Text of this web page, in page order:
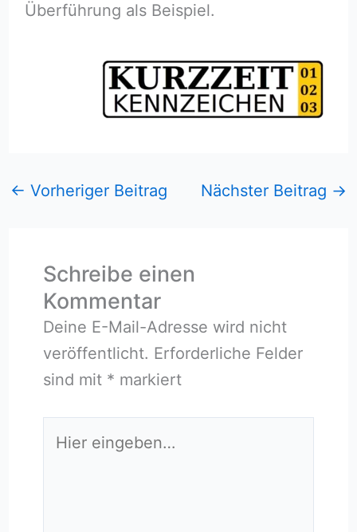
Überführung als Beispiel.
← Vorheriger Beitrag Nächster Beitrag →
Schreibe einen
Kommentar
Deine E-Mail-Adresse wird nicht
veröffentlicht. Erforderliche Felder
sind mit * markiert
eingeben…